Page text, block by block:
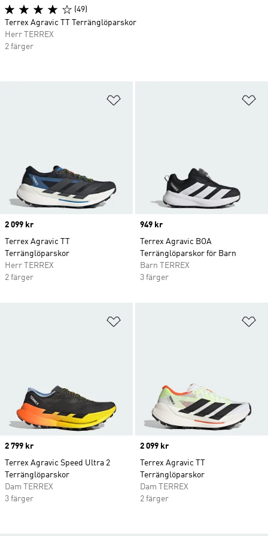
Price
2 099 kr
Terrex Agravic TT
Terränglöparskor
Herr TERREX
2 färger
Price
949 kr
Terrex Agravic BOA
Terränglöparskor för Barn
Barn TERREX
3 färger
Price
2 799 kr
Terrex Agravic Speed Ultra 2
Terränglöparskor
Dam TERREX
3 färger
Price
2 099 kr
Terrex Agravic TT
Terränglöparskor
Dam TERREX
2 färger
(49)
Terrex Agravic TT Terränglöparskor
Herr TERREX
2 färger